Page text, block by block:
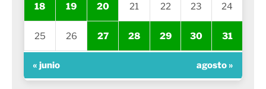
18 19 20 21 22 23 24
25 26 27 28 29 30 31
« junio agosto »